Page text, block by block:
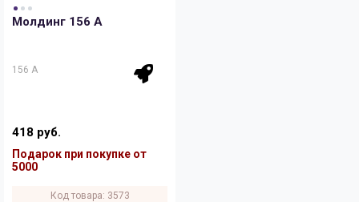
Молдинг 156 A
156 A
418 руб.
Подарок при покупке от
5000
Код товара: 3573